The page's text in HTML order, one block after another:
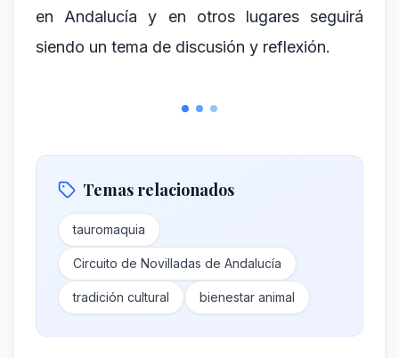
en Andalucía y en otros lugares seguirá
siendo un tema de discusión y reflexión.
Temas relacionados
tauromaquia
Circuito de Novilladas de Andalucía
tradición cultural bienestar animal